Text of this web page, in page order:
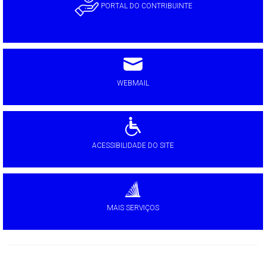
PORTAL DO CONTRIBUINTE
WEBMAIL
ACESSIBILIDADE DO SITE
MAIS SERVIÇOS